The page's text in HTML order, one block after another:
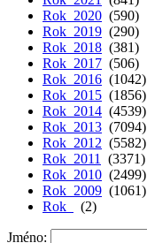
Rok 2020 (590)
Rok 2019 (290)
Rok 2018 (381)
Rok 2017 (506)
Rok 2016 (1042)
Rok 2015 (1856)
Rok 2014 (4539)
Rok 2013 (7094)
Rok 2012 (5582)
Rok 2011
(3371)
Rok 2010 (2499)
Rok 2009 (1061)
Rok
(2)
Jméno: